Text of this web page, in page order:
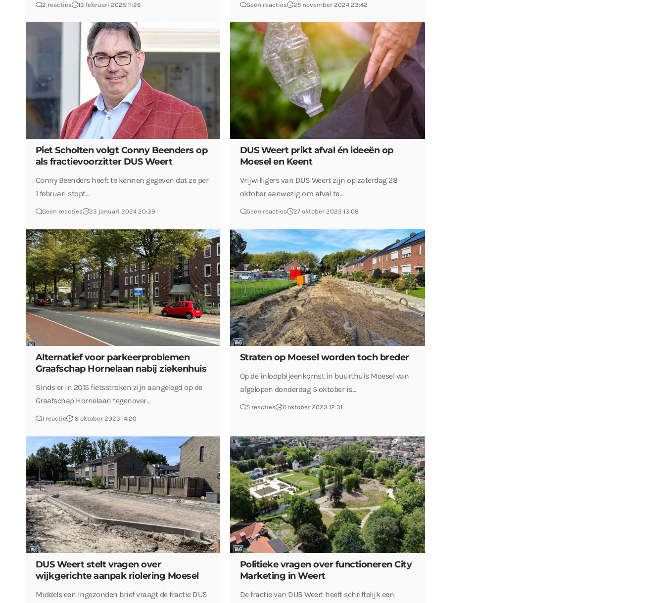
2 reacties 13 februari 2025 11:26 Geen reacties 25 november 2024 23:42
Piet Scholten volgt Conny Beenders op
als fractievoorzitter DUS Weert
Conny Beenders heeft te kennen gegeven dat ze per
1 februari stopt…
Geen reacties 23 januari 2024 20:39
DUS Weert prikt afval én ideeën op
Moesel en Keent
Vrijwilligers van DUS Weert zijn op zaterdag 28
oktober aanwezig om afval te…
Geen reacties 27 oktober 2023 13:08
Alternatief voor parkeerproblemen
Graafschap Hornelaan nabij ziekenhuis
Sinds er in 2015 fietsstroken zijn aangelegd op de
Graafschap Hornelaan tegenover…
1 reactie 18 oktober 2023 14:20
Straten op Moesel worden toch breder
Op de inloopbijeenkomst in buurthuis Moesel van
afgelopen donderdag 5 oktober is…
5 reacties 11 oktober 2023 12:31
DUS Weert stelt vragen over
wijkgerichte aanpak riolering Moesel
Middels een ingezonden brief vraagt de fractie DUS
Politieke vragen over functioneren City
Marketing in Weert
De fractie van DUS Weert heeft schriftelijk een